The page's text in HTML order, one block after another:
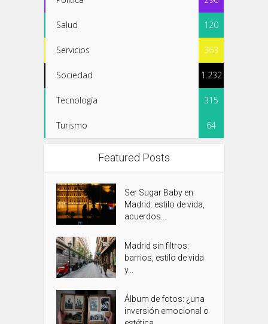
Salud 120
Servicios 363
Sociedad 1.232
Tecnología 315
Turismo 64
Featured Posts
Ser Sugar Baby en
Madrid: estilo de vida,
acuerdos...
Madrid sin filtros:
barrios, estilo de vida
y...
Álbum de fotos: ¿una
inversión emocional o